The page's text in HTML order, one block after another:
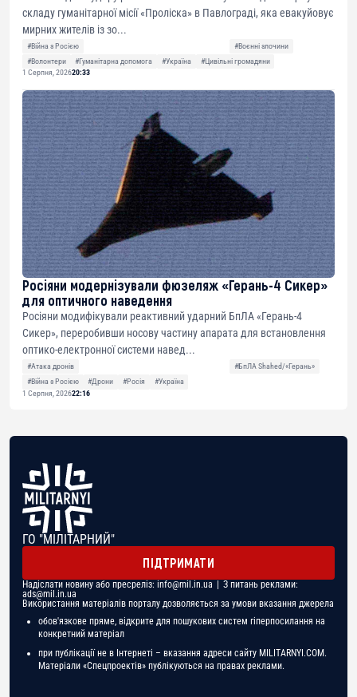
складу гуманітарної місії «Проліска» в Павлограді, яка евакуйовує
мирних жителів із зо...
#Війна з Росією
#Воєнні злочини
#Волонтери
#Гуманітарна допомога #Україна
#Цивільні громадяни
1 Серпня, 202620:33
Росіяни модернізували фюзеляж «Герань-4 Сикер»
для оптичного наведення
Росіяни модифікували реактивний ударний БпЛА «Герань-4
Сикер», переробивши носову частину апарата для встановлення
оптико-електронної системи навед...
#Атака дронів
#БпЛА Shahed/«Герань»
#Війна з Росією
#Дрони #Росія
#Україна
1 Серпня, 202622:16
ГО "МІЛІТАРНИЙ"
ПІДТРИМАТИ
Надіслати новину або пресреліз: info@mil.in.ua | З питань реклами:
ads@mil.in.ua
Використання матеріалів порталу дозволяється за умови вказання джерела
обов'язкове пряме, відкрите для пошукових систем гіперпосилання на
конкретний матеріал
при публікації не в Інтернеті – вказання адреси сайту MILITARNYI.COM.
Матеріали «Спецпроектів» публікуються на правах реклами.